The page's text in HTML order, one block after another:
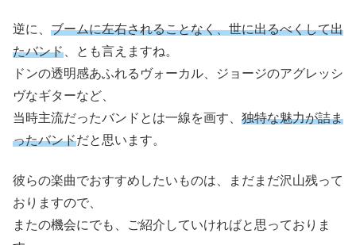
逆に、 ブームに左右されることなく、世に出るべくして出
たバンド 、とも言えますね。
ドンの透明感あふれるヴォーカル、ジョージのアグレッシ
ヴなギターなど、
当時主流だったバンドとは一線を画す、 独特な魅力が詰ま
ったバンドだと思います。
彼らの楽曲でおすすめしたいものは、まだまだ沢山残って
おりますので、
またの機会にでも、ご紹介していければと思っておりま